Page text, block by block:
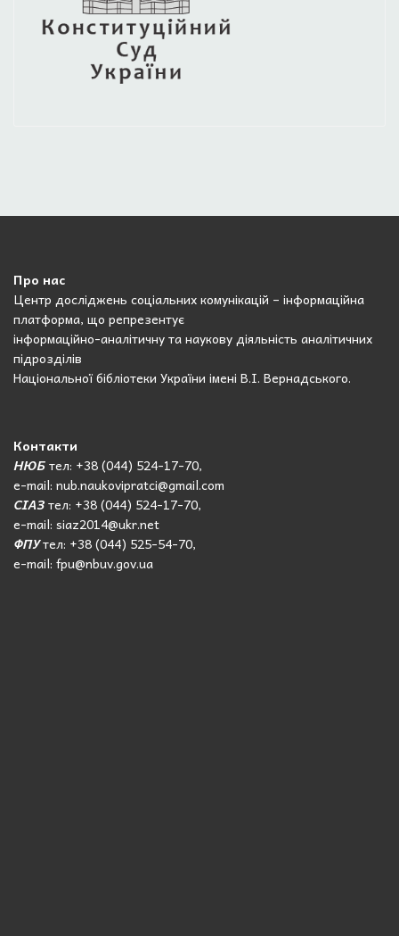
Про нас
Центр досліджень соціальних комунікацій – інформаційна
платформа, що репрезентує
інформаційно-аналітичну та наукову діяльність аналітичних
підрозділів
Національної бібліотеки України імені В.І. Вернадського.
Контакти
НЮБтел: +38 (044) 524-17-70,
e-mail: nub.naukovipratci@gmail.com
СІАЗтел: +38 (044) 524-17-70,
e-mail: siaz2014@ukr.net
ФПУтел: +38 (044) 525-54-70,
e-mail: fpu@nbuv.gov.ua